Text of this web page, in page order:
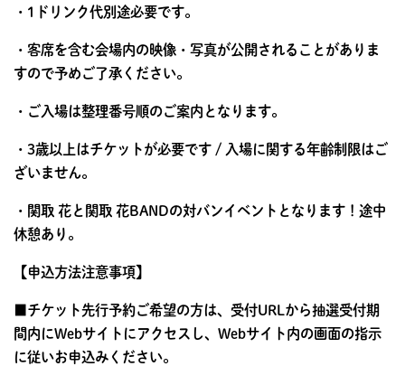
・1ドリンク代別途必要です。
・客席を含む会場内の映像・写真が公開されることがありま
すので予めご了承ください。
・ご入場は整理番号順のご案内となります。
・3歳以上はチケットが必要です / 入場に関する年齢制限はご
ざいません。
・関取 花と関取 花BANDの対バンイベントとなります！途中
休憩あり。
【申込方法注意事項】
■チケット先行予約ご希望の方は、受付URLから抽選受付期
間内にWebサイトにアクセスし、Webサイト内の画面の指示
に従いお申込みください。